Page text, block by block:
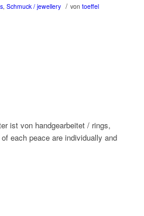
, Schmuck / jewellery / von toeffel
ist von handgearbeitet / rings,
each peace are individually and